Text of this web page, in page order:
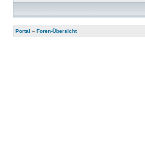
Portal » Foren-Übersicht